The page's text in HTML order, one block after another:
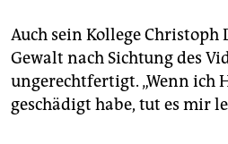
Auch sein Kollege Christoph
Gewalt nach Sichtung des
ungerechtfertigt. „Wenn ich
geschädigt habe, tut es mir